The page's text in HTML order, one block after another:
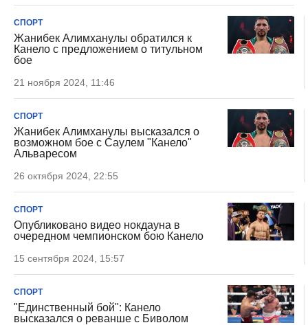
СПОРТ
Жанибек Алимханулы обратился к
Канело с предложением о титульном
бое
21 ноября 2024, 11:46
СПОРТ
Жанибек Алимханулы высказался о
возможном бое с Саулем "Канело"
Альваресом
26 октября 2024, 22:55
СПОРТ
Опубликовано видео нокдауна в
очередном чемпионском бою Канело
15 сентября 2024, 15:57
СПОРТ
"Единственный бой": Канело
высказался о реванше с Биволом